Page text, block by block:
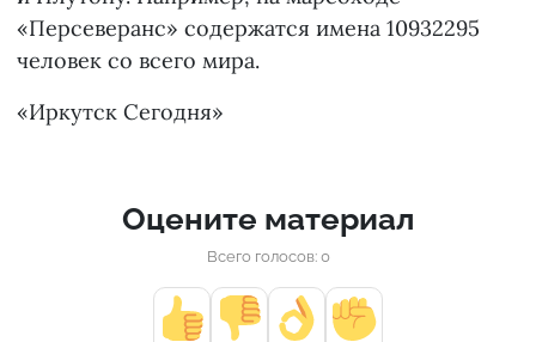
«Персеверанс» содержатся имена 10932295
человек со всего мира.
«Иркутск Сегодня»
Оцените материал
Всего голосов: 0